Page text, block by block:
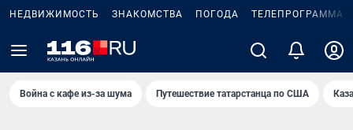
НЕДВИЖИМОСТЬ ЗНАКОМСТВА ПОГОДА ТЕЛЕПРОГРАММА
Война с кафе из-за шума Путешествие татарстанца по США